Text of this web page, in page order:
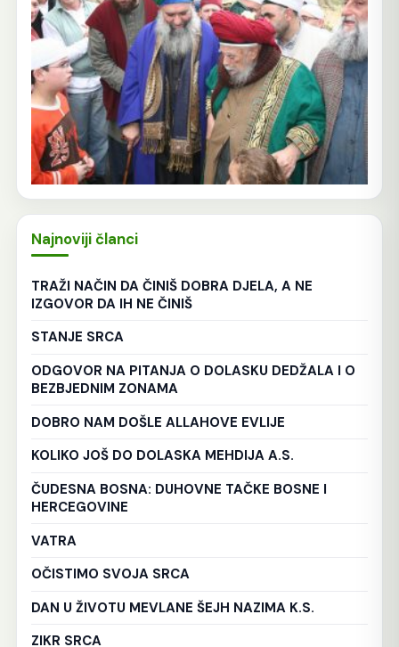
Najnoviji članci
TRAŽI NAČIN DA ČINIŠ DOBRA DJELA, A NE
IZGOVOR DA IH NE ČINIŠ
STANJE SRCA
ODGOVOR NA PITANJA O DOLASKU DEDŽALA I O
BEZBJEDNIM ZONAMA
DOBRO NAM DOŠLE ALLAHOVE EVLIJE
KOLIKO JOŠ DO DOLASKA MEHDIJA A.S.
ČUDESNA BOSNA: DUHOVNE TAČKE BOSNE I
HERCEGOVINE
VATRA
OČISTIMO SVOJA SRCA
DAN U ŽIVOTU MEVLANE ŠEJH NAZIMA K.S.
ZIKR SRCA